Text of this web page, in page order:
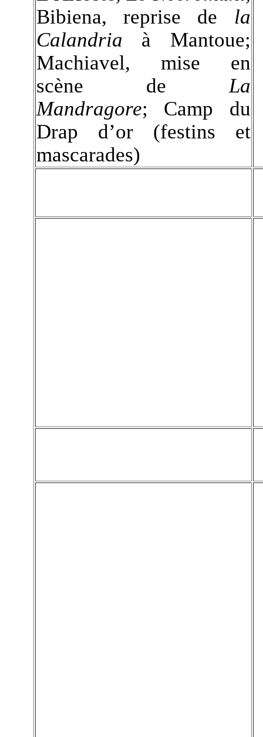
Bibiena, reprise de la
Calandria à Mantoue;
Machiavel, mise en
scène de La
Mandragore; Camp du
Drap d’or (festins et
mascarades)